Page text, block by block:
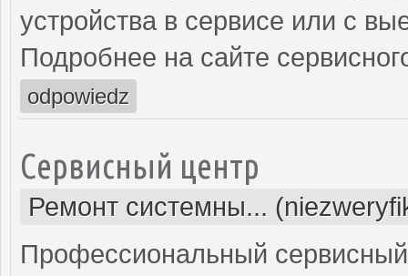
устройства в сервисе или с
Подробнее на сайте
odpowiedz
Сервисный центр
Ремонт системны...
Профессиональный